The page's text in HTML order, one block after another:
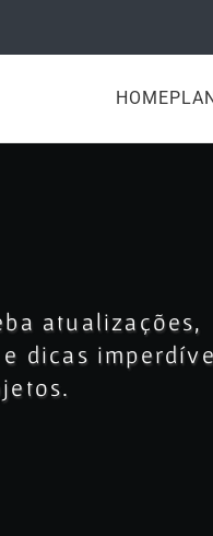
HOME
atualizações,
dicas